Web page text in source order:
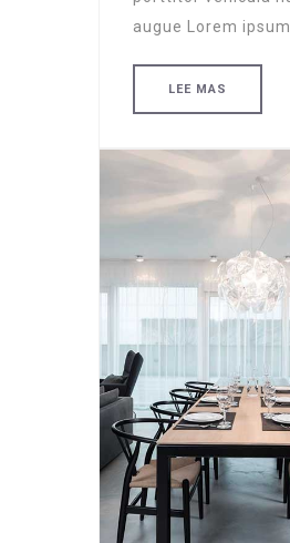
augue Lorem
LEE MAS